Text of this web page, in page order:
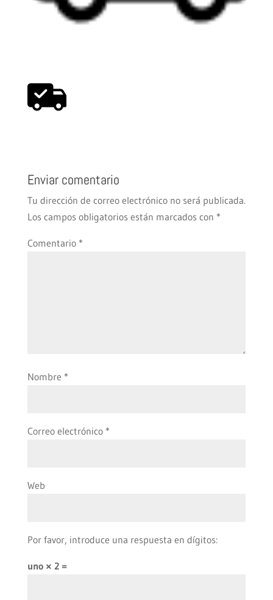
Enviar comentario
Tu dirección de correo electrónico no será publicada.
Los campos obligatorios están marcados con *
Comentario *
Nombre *
Correo electrónico *
Web
Por favor, introduce una respuesta en dígitos:
uno × 2 =